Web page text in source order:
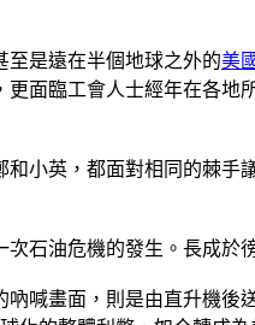
至是遠在半個地球之外的美國
面臨工會人士經年在各地
和小英，都面對相同的棘
石油危機的發生。長成
喊畫面，則是由直升機